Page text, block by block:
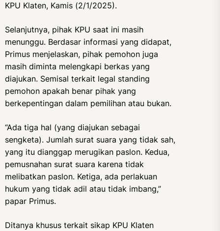
KPU Klaten, Kamis (2/1/2025).
Selanjutnya, pihak KPU saat ini masih
menunggu. Berdasar informasi yang didapat,
Primus menjelaskan, pihak pemohon juga
masih diminta melengkapi berkas yang
diajukan. Semisal terkait legal standing
pemohon apakah benar pihak yang
berkepentingan dalam pemilihan atau bukan.
“Ada tiga hal (yang diajukan sebagai
sengketa). Jumlah surat suara yang tidak sah,
yang itu dianggap merugikan paslon. Kedua,
pemusnahan surat suara karena tidak
melibatkan paslon. Ketiga, ada perlakuan
hukum yang tidak adil atau tidak imbang,”
papar Primus.
Ditanya khusus terkait sikap KPU Klaten